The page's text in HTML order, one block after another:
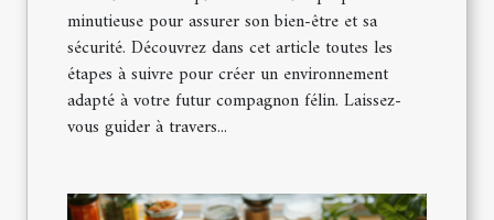
minutieuse pour assurer son bien-être et sa
sécurité. Découvrez dans cet article toutes les
étapes à suivre pour créer un environnement
adapté à votre futur compagnon félin. Laissez-
vous guider à travers...